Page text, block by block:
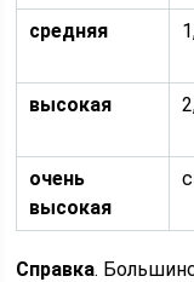
средняя
высокая
очень
высокая
Справка.